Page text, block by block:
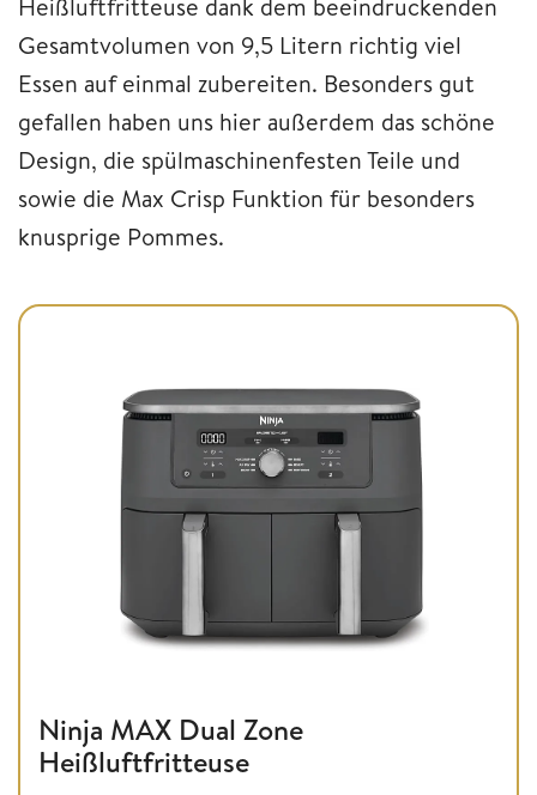
Heißluftfritteuse dank dem beeindruckenden
Gesamtvolumen von 9,5 Litern richtig viel
Essen auf einmal zubereiten. Besonders gut
gefallen haben uns hier außerdem das schöne
Design, die spülmaschinenfesten Teile und
sowie die Max Crisp Funktion für besonders
knusprige Pommes.
Ninja MAX Dual Zone
Heißluftfritteuse